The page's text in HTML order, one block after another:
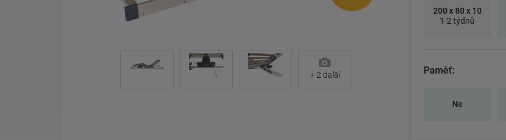
+ 2 další
200 x 80 x 10
1-2 týdnů
Paměť:
Ne